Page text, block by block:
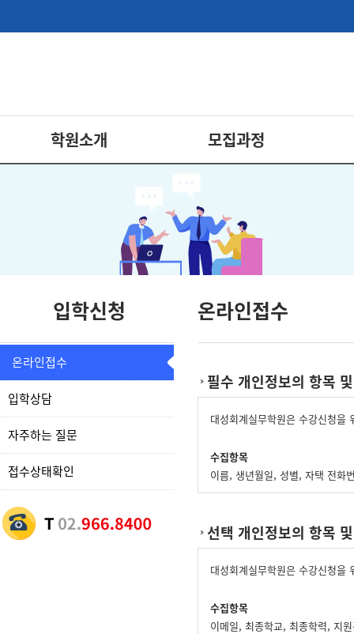
학원소개 모집과정
입학신청
온라인접수
입학상담
자주하는 질문
접수상태확인
온라인접수
필수 개인정보의 항목
대성회계실무학원은 수강신청을
수집항목
이름, 생년월일, 성별, 자택 전화
위 수집항목 포함, 사업장명, 사
개인정보 수집방법
선택 개인정보의 항목
대성회계실무학원은 수강신청을
수집항목
이메일, 최종학교, 최종학력, 지